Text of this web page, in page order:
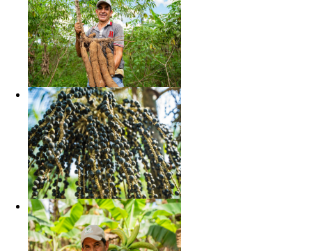
Lunes a Viernes